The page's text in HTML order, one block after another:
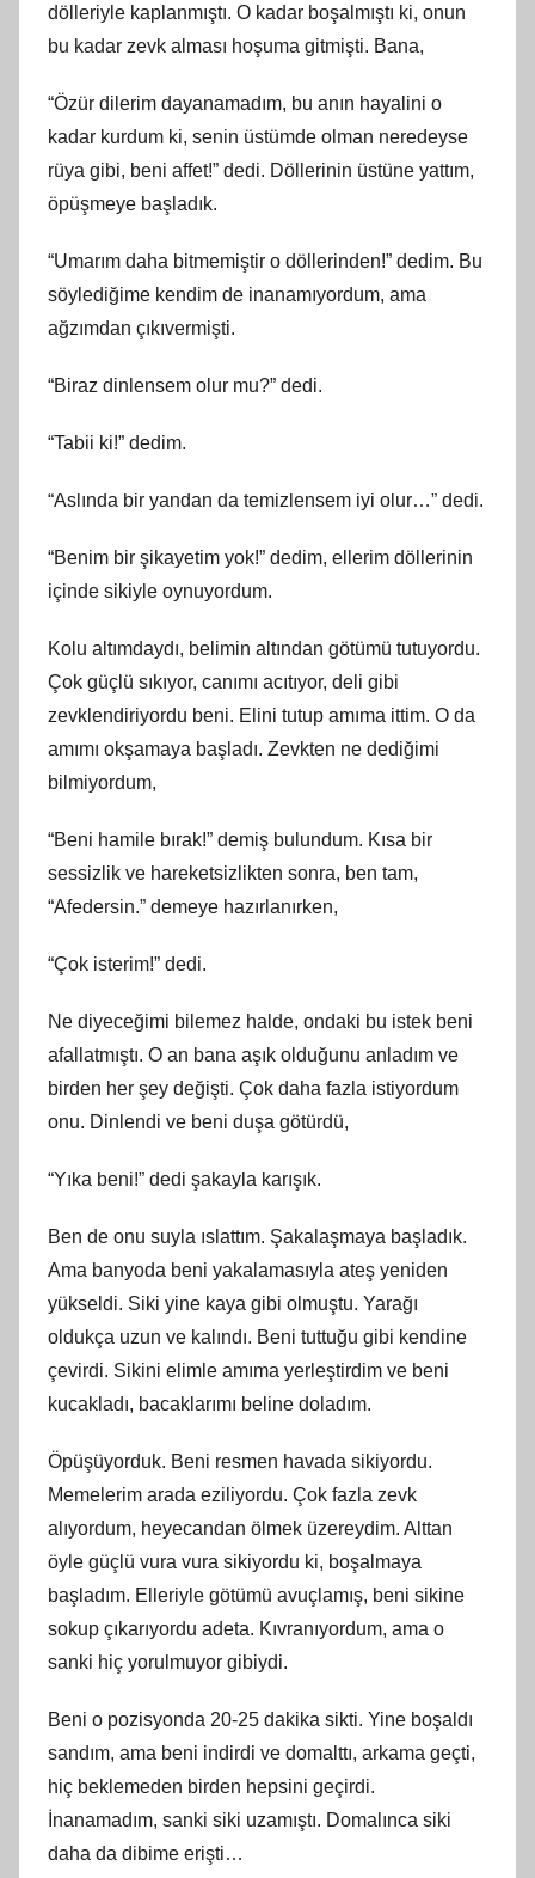
dölleriyle kaplanmıştı. O kadar boşalmıştı ki, onun
bu kadar zevk alması hoşuma gitmişti. Bana,
“Özür dilerim dayanamadım, bu anın hayalini o
kadar kurdum ki, senin üstümde olman neredeyse
rüya gibi, beni affet!” dedi. Döllerinin üstüne yattım,
öpüşmeye başladık.
“Umarım daha bitmemiştir o döllerinden!” dedim. Bu
söylediğime kendim de inanamıyordum, ama
ağzımdan çıkıvermişti.
“Biraz dinlensem olur mu?” dedi.
“Tabii ki!” dedim.
“Aslında bir yandan da temizlensem iyi olur…” dedi.
“Benim bir şikayetim yok!” dedim, ellerim döllerinin
içinde sikiyle oynuyordum.
Kolu altımdaydı, belimin altından götümü tutuyordu.
Çok güçlü sıkıyor, canımı acıtıyor, deli gibi
zevklendiriyordu beni. Elini tutup amıma ittim. O da
amımı okşamaya başladı. Zevkten ne dediğimi
bilmiyordum,
“Beni hamile bırak!” demiş bulundum. Kısa bir
sessizlik ve hareketsizlikten sonra, ben tam,
“Afedersin.” demeye hazırlanırken,
“Çok isterim!” dedi.
Ne diyeceğimi bilemez halde, ondaki bu istek beni
afallatmıştı. O an bana aşık olduğunu anladım ve
birden her şey değişti. Çok daha fazla istiyordum
onu. Dinlendi ve beni duşa götürdü,
“Yıka beni!” dedi şakayla karışık.
Ben de onu suyla ıslattım. Şakalaşmaya başladık.
Ama banyoda beni yakalamasıyla ateş yeniden
yükseldi. Siki yine kaya gibi olmuştu. Yarağı
oldukça uzun ve kalındı. Beni tuttuğu gibi kendine
çevirdi. Sikini elimle amıma yerleştirdim ve beni
kucakladı, bacaklarımı beline doladım.
Öpüşüyorduk. Beni resmen havada sikiyordu.
Memelerim arada eziliyordu. Çok fazla zevk
alıyordum, heyecandan ölmek üzereydim. Alttan
öyle güçlü vura vura sikiyordu ki, boşalmaya
başladım. Elleriyle götümü avuçlamış, beni sikine
sokup çıkarıyordu adeta. Kıvranıyordum, ama o
sanki hiç yorulmuyor gibiydi.
Beni o pozisyonda 20-25 dakika sikti. Yine boşaldı
sandım, ama beni indirdi ve domalttı, arkama geçti,
hiç beklemeden birden hepsini geçirdi.
İnanamadım, sanki siki uzamıştı. Domalınca siki
daha da dibime erişti…